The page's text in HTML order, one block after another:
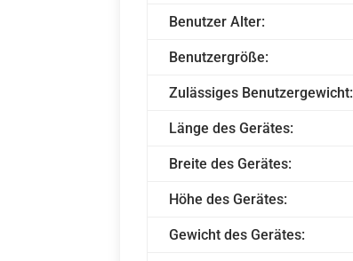
Benutzer Alter:
Benutzergröße:
Zulässiges Benutzergewicht:
Länge des Gerätes:
Breite des Gerätes:
Höhe des Gerätes:
Gewicht des Gerätes: